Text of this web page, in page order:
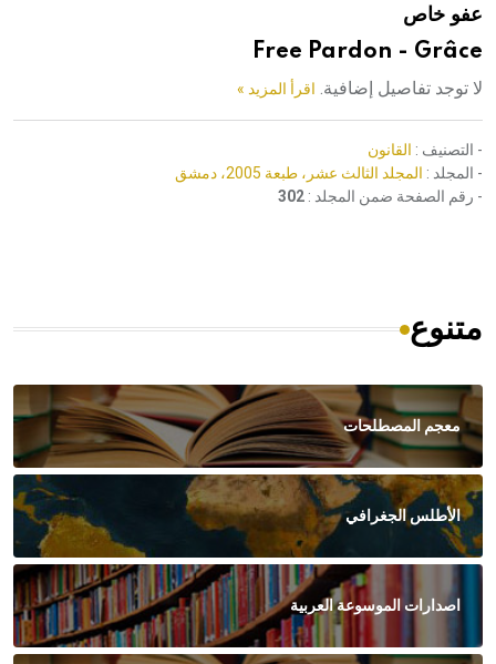
هيئة الموسوعة العربية تطلق موسوعات جديدة في عام 2026عفو خاص
Free Pardon - Grâce
لا توجد تفاصيل إضافية. اقرأ المزيد »
- التصنيف : القانون
- المجلد : المجلد الثالث عشر، طبعة 2005، دمشق
- رقم الصفحة ضمن المجلد : 302
متنوع
معجم المصطلحات
الأطلس الجغرافي
اصدارات الموسوعة العربية